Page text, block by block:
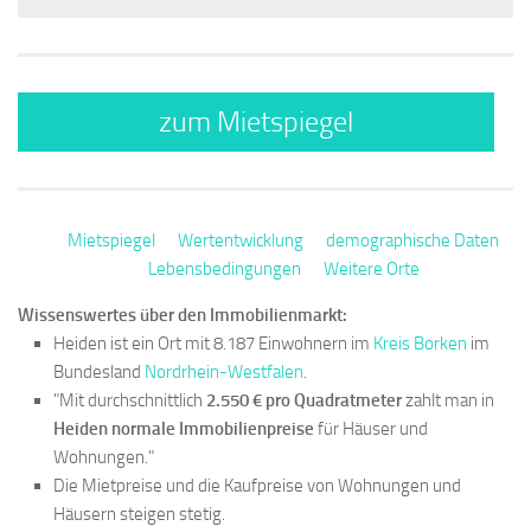
zum Mietspiegel
Mietspiegel Wertentwicklung
demographische Daten
Lebensbedingungen
Weitere Orte
Wissenswertes über den Immobilienmarkt:
Heiden ist ein Ort mit 8.187 Einwohnern im Kreis Borken im
Bundesland Nordrhein-Westfalen.
"Mit durchschnittlich 2.550 € pro Quadratmeterzahlt man in
Heiden normale Immobilienpreise für Häuser und
Wohnungen."
Die Mietpreise und die Kaufpreise von Wohnungen und
Häusern steigen stetig.